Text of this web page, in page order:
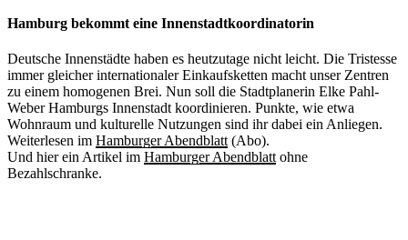
Hamburg bekommt eine Innenstadtkoordinatorin
Deutsche Innenstädte haben es heutzutage nicht leicht. Die Tristesse
immer gleicher internationaler Einkaufsketten macht unser Zentren
zu einem homogenen Brei. Nun soll die Stadtplanerin Elke Pahl-
Weber Hamburgs Innenstadt koordinieren. Punkte, wie etwa
Wohnraum und kulturelle Nutzungen sind ihr dabei ein Anliegen.
Weiterlesen im Hamburger Abendblatt (Abo).
Und hier ein Artikel im Hamburger Abendblatt ohne
Bezahlschranke.